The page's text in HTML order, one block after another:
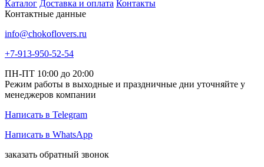
Каталог Доставка и оплата Контакты
Контактные данные
info@chokoflovers.ru
+7-913-950-52-54
ПН-ПТ 10:00 до 20:00
Режим работы в выходные и праздничные дни уточняйте у
менеджеров компании
Написать в Telegram
Написать в WhatsApp
заказать обратный звонок